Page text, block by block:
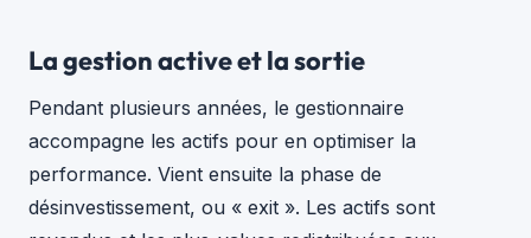
La gestion active et la sortie
Pendant plusieurs années, le gestionnaire
accompagne les actifs pour en optimiser la
performance. Vient ensuite la phase de
désinvestissement, ou « exit ». Les actifs sont